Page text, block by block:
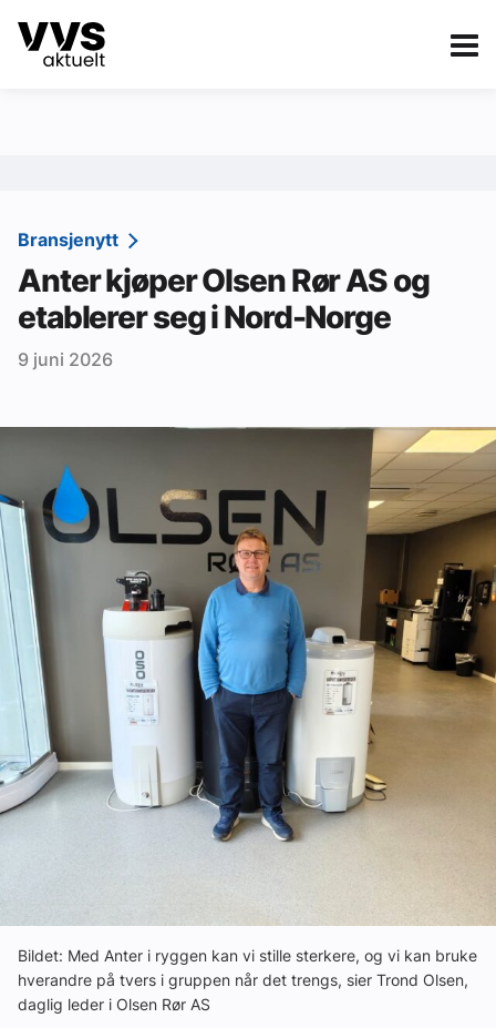
Kategorier
Sanitær
Ventilasjon
Varme og energi
Byggautomasjon
Aktuelle prosjekter
Om VVS Aktuelt
Kontakt oss:
Abonner på fagbladet Byggfakta Nyheter
Annonsere i VVS Aktuelt
Kontakt oss
Tips oss
eBlad
Bransjenytt
Anter kjøper Olsen Rør AS og
etablerer seg i Nord-Norge
9 juni 2026
Bildet: Med Anter i ryggen kan vi stille sterkere, og vi kan bruke
hverandre på tvers i gruppen når det trengs, sier Trond Olsen,
daglig leder i Olsen Rør AS